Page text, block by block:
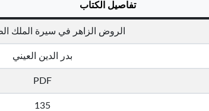
تفاصيل الكتاب
الروض الزاهر في سيرة الملك
بدر الدين العيني
PDF
135